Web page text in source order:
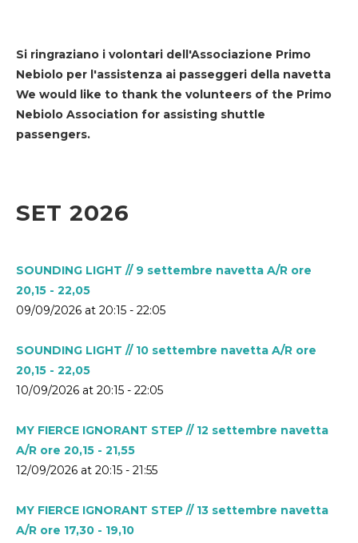
Si ringraziano i volontari dell'Associazione Primo
Nebiolo per l'assistenza ai passeggeri della navetta
We would like to thank the volunteers of the Primo
Nebiolo Association for assisting shuttle
passengers.
SET 2026
SOUNDING LIGHT // 9 settembre navetta A/R ore
20,15 - 22,05
09/09/2026 at 20:15 - 22:05
SOUNDING LIGHT // 10 settembre navetta A/R ore
20,15 - 22,05
10/09/2026 at 20:15 - 22:05
MY FIERCE IGNORANT STEP // 12 settembre navetta
A/R ore 20,15 - 21,55
12/09/2026 at 20:15 - 21:55
MY FIERCE IGNORANT STEP // 13 settembre navetta
A/R ore 17,30 - 19,10